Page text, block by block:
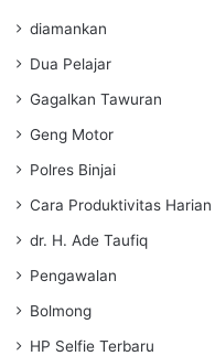
diamankan
Dua Pelajar
Gagalkan Tawuran
Geng Motor
Polres Binjai
Cara Produktivitas Harian
dr. H. Ade Taufiq
Pengawalan
Bolmong
HP Selfie Terbaru